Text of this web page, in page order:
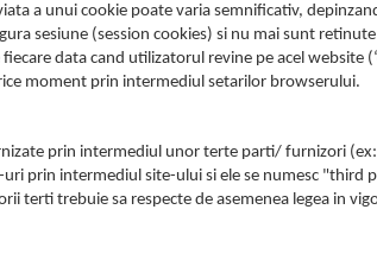
a unui cookie poate varia semnificativ,
sesiune (session cookies) si nu mai sunt
data cand utilizatorul revine pe acel website
moment prin intermediul setarilor browserului.
prin intermediul unor terte parti/ furnizori
prin intermediul site-ului si ele se numesc "third
terti trebuie sa respecte de asemenea legea in